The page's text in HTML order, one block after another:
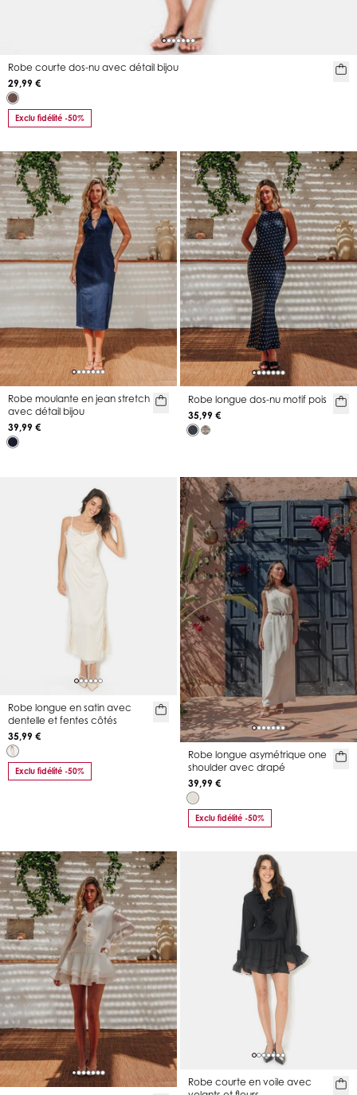
Robe courte dos-nu avec détail bijou
29,99 €
Exclu fidélité -50%
Robe moulante en jean stretch
avec détail bijou
39,99 €
Robe longue dos-nu motif pois
35,99 €
Robe longue en satin avec
dentelle et fentes côtés
35,99 €
Exclu fidélité -50%
Robe longue asymétrique one
shoulder avec drapé
39,99 €
Exclu fidélité -50%
Robe courte en voile avec